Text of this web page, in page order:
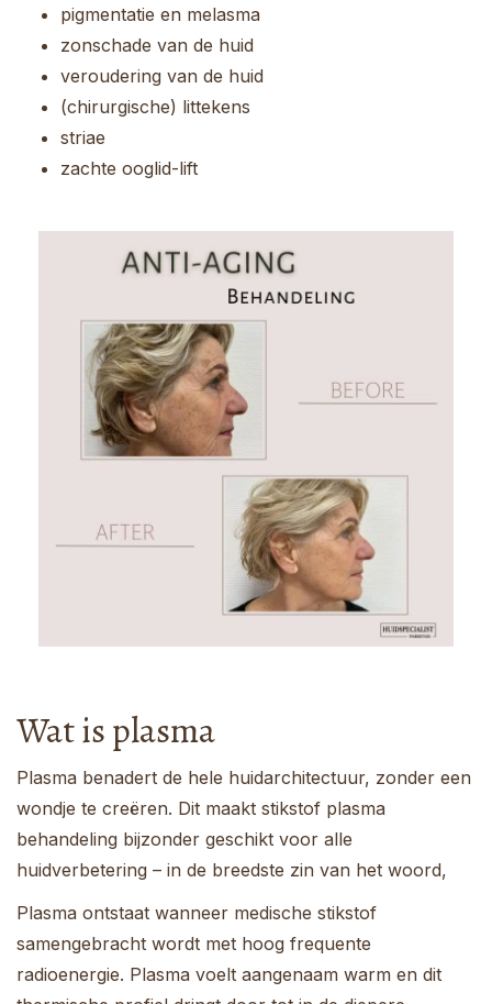
pigmentatie en melasma
zonschade van de huid
veroudering van de huid
(chirurgische) littekens
striae
zachte ooglid-lift
Wat is plasma
Plasma benadert de hele huidarchitectuur, zonder een
wondje te creëren. Dit maakt stikstof plasma
behandeling bijzonder geschikt voor alle
huidverbetering – in de breedste zin van het woord,
Plasma ontstaat wanneer medische stikstof
samengebracht wordt met hoog frequente
radioenergie. Plasma voelt aangenaam warm en dit